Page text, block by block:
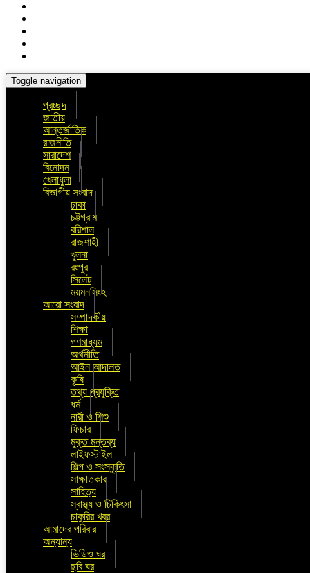
Toggle navigation
প্রচ্ছদ
জাতীয়
আন্তর্জাতিক
রাজনীতি
সারাদেশ
বিনোদন
খেলাধুলা
বিভাগীয় সংবাদ
ঢাকা
চট্টগ্রাম
বরিশাল
রাজশাহী
খুলনা
রংপুর
সিলেট
ময়মনসিংহ
আরো সংবাদ
সম্পাদকীয়
শিক্ষা
গণমাধ্যম
অর্থনীতি
আইন আদালত
কৃষি
তথ্য প্রযুক্তি
ধর্ম
নারী ও শিশু
ফিচার
মুক্ত মন্তব্য
লাইফস্টাইল
শিল্প ও সংস্কৃতি
সাক্ষাতকার
সাহিত্য
স্বাস্থ্য ও চিকিৎসা
চাকুরির খবর
আমাদের পরিবার
অন্যান্য
ভিডিও ঘর
ছবি ঘর